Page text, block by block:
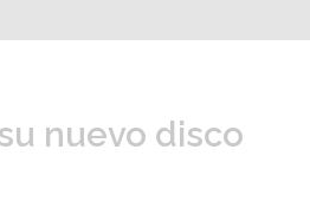
nuevo disco